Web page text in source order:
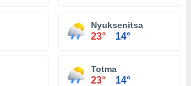
Nyuksenitsa
23° 14°
Totma
23° 14°